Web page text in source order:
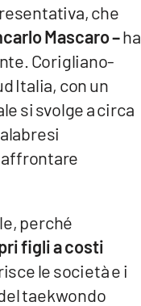
che
Mascaro –ha
Corigliano-
Italia, con un
si svolge a circa
affrontare
perché
figli a costi
le società e i
taekwondo